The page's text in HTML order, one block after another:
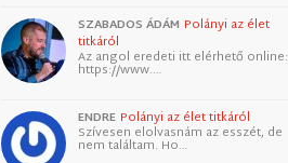
SZABADOS ÁDÁM Polányi az élet
titkáról
Az angol eredeti itt elérhető online:
https://www.…
ENDRE Polányi az élet titkáról
Szívesen elolvasnám az esszét, de
nem találtam. Ho…